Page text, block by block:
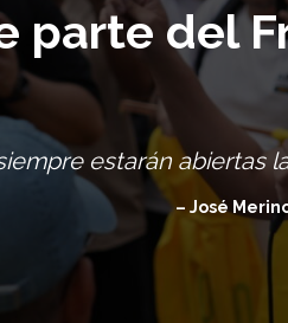
parte del
siempre estarán abiertas
– José